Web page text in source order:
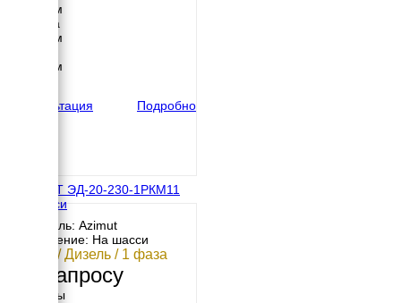
3050 мм
Ширина
2040 мм
2250 мм
Консультация
Подробно
АЗИМУТ ЭД-20-230-1РКМ11
на шасси
Двигатель: Azimut
Исполнение: На шасси
20 кВт / Дизель / 1 фаза
По запросу
Размеры